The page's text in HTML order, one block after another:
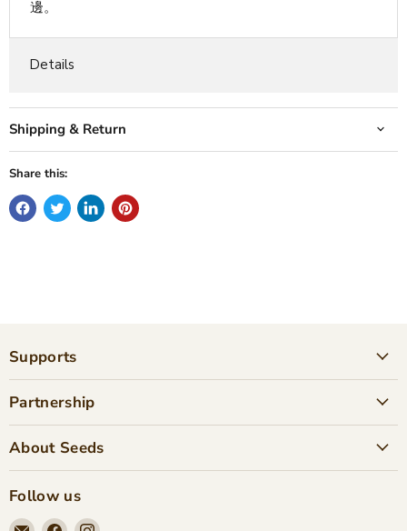
邊。
Details
Shipping & Return
Share this:
Supports
Partnership
About Seeds
Follow us
EmailFind Find